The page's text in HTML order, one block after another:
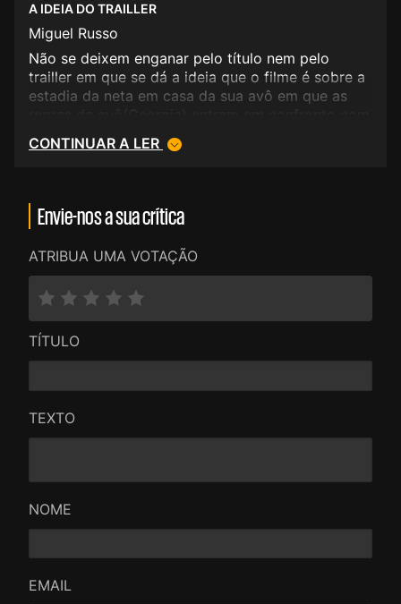
A IDEIA DO TRAILLER
Miguel Russo
Não se deixem enganar pelo título nem pelo
trailler em que se dá a ideia que o filme é sobre a
estadia da neta em casa da sua avô em que as
o ponto frucal do filme. Esse pontosé o segredo
drama e apartir desse momento o filme tem
pouco de comédia. Continua a ser um filme
engraçado e comovente em que se sente a
importância e o valor da família por mais distante
CONTINUAR A LER
Envie-nos a sua crítica
ATRIBUA UMA VOTAÇÃO
TÍTULO
TEXTO
NOME
EMAIL